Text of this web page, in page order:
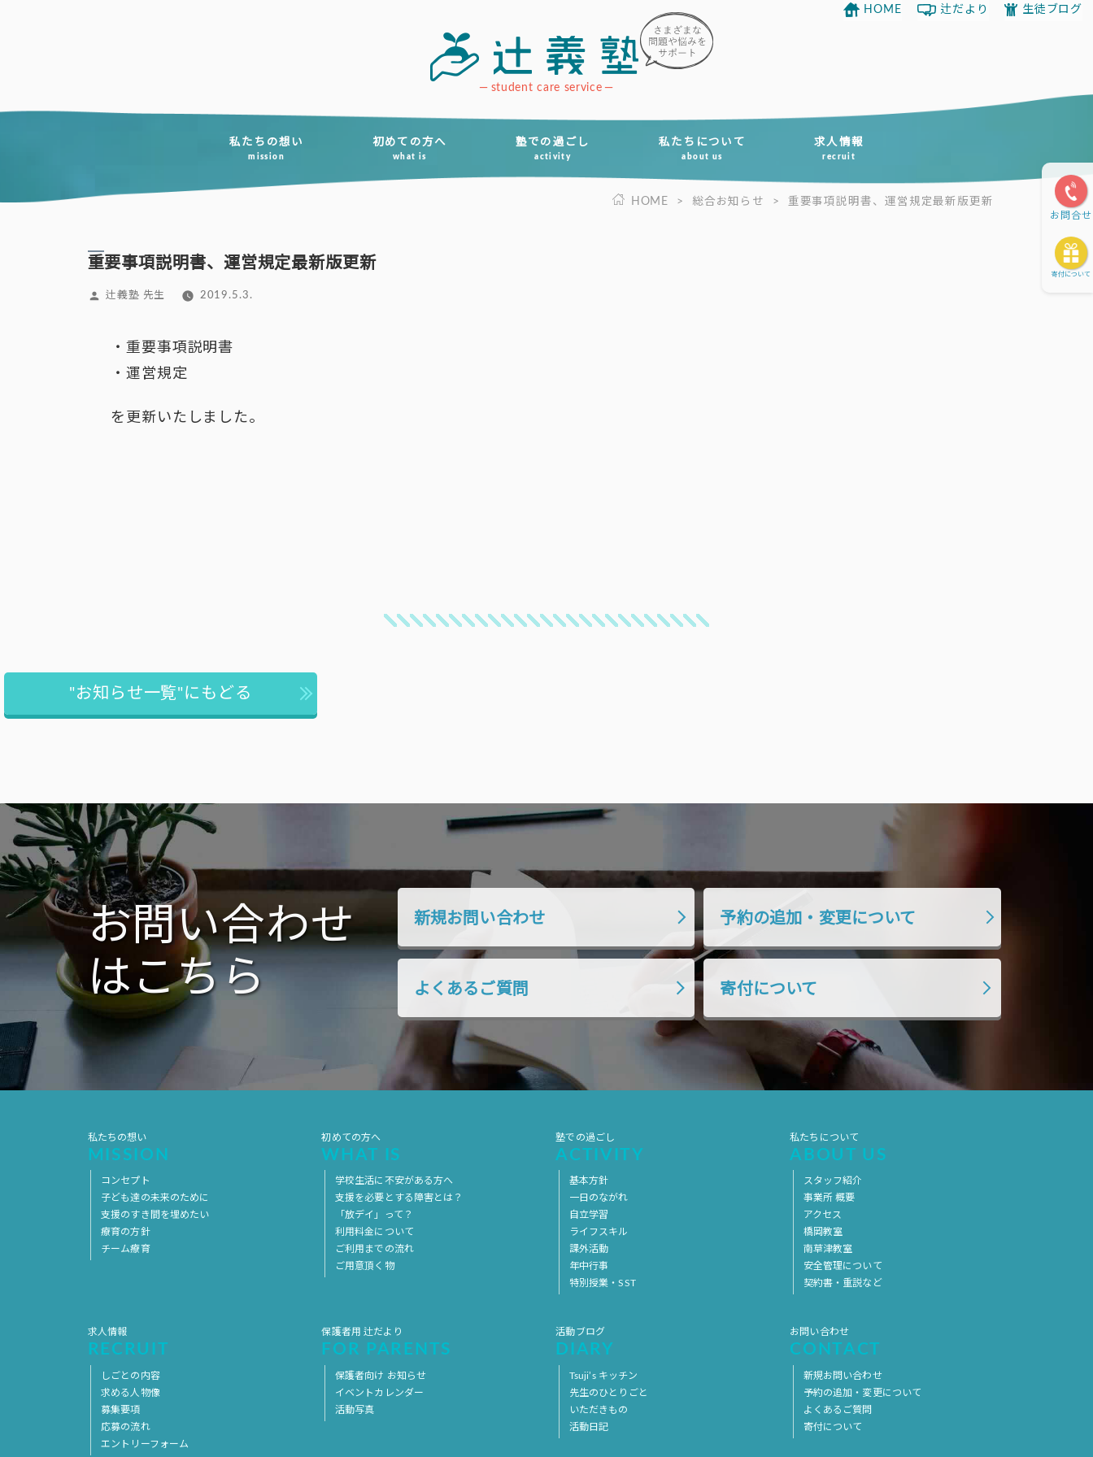
ツ
student care service
私たちの想い
mission
初めての方へ
what is
塾での過ごし
activity
私たちについて
about us
求人情報
recruit
HOME 辻だより 生徒ブログ
お問合せ
寄付について
HOME > 総合お知らせ > 重要事項説明書、運営規定最新版更新
重要事項説明書、運営規定最新版更新
投
辻義塾 先生 2019.5.3.
・重要事項説明書
・運営規定
を更新いたしました。
"お知らせ一覧"にもどる
お問い合わせ
はこちら
新規お問い合わせ 予約の追加・変更について
よくあるご質問 寄付について
私たちの想い
MISSION
コンセプト
子ども達の未来のために
支援のすき間を埋めたい
療育の方針
チーム療育
初めての方へ
WHAT IS
学校生活に不安がある方へ
支援を必要とする障害とは？
「放デイ」って？
利用料金について
ご利用までの流れ
ご用意頂く物
塾での過ごし
ACTIVITY
基本方針
一日のながれ
自立学習
ライフスキル
課外活動
年中行事
特別授業・SST
私たちについて
ABOUT US
スタッフ紹介
事業所 概要
アクセス
橋岡教室
南草津教室
安全管理について
契約書・重説など
求人情報
RECRUIT
しごとの内容
求める人物像
募集要項
応募の流れ
エントリーフォーム
保護者用 辻だより
FOR PARENTS
保護者向け お知らせ
イベントカレンダー
活動写真
活動ブログ
DIARY
Tsuji’s キッチン
先生のひとりごと
いただきもの
活動日記
お問い合わせ
CONTACT
新規お問い合わせ
予約の追加・変更について
よくあるご質問
寄付について